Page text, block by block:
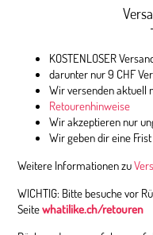
KOSTENLOSER
darunter nur 9 CHF
Wir versenden aktuell
Retourenhinweise
Wir akzeptieren nur
Wir geben dir eine
Weitere Informationen zu
WICHTIG: Bitte besuche vor
Seitewhatilike.ch/retouren